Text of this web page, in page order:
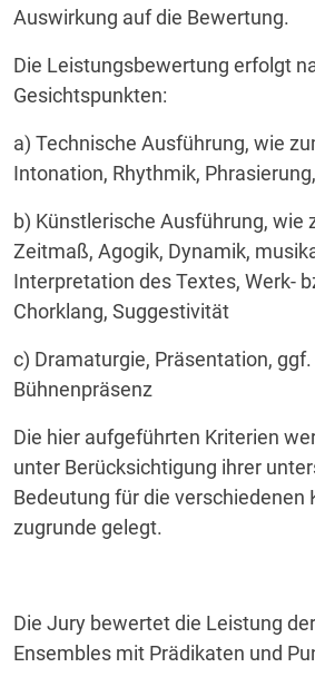
Auswirkung auf die Bewertung.
Die Leistungsbewertung erfolgt
Gesichtspunkten:
a) Technische Ausführung, wie
Intonation, Rhythmik,
b) Künstlerische Ausführung, wie
Zeitmaß, Agogik, Dynamik,
Interpretation des Textes, Werk-
Chorklang, Suggestivität
c) Dramaturgie, Präsentation,
Bühnenpräsenz
Die hier aufgeführten Kriterien
unter Berücksichtigung ihrer
Bedeutung für die verschiedenen
zugrunde gelegt.
Die Jury bewertet die Leistung
Ensembles mit Prädikaten und